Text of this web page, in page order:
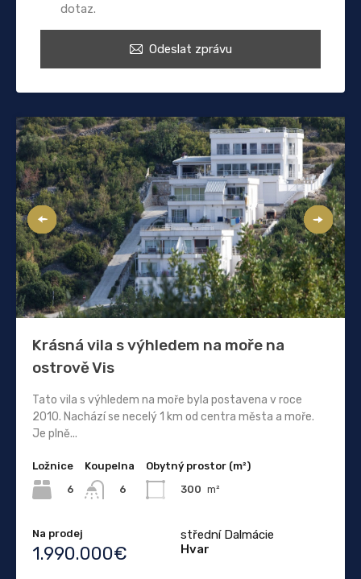
dotaz.
Odeslat zprávu
Krásná vila s výhledem na moře na
ostrově Vis
Tato vila s výhledem na moře byla postavena v roce
2010. Nachází se necelý 1 km od centra města a moře.
Je plně...
Ložnice
6
Koupelna
6
Obytný prostor (m²)
300 m²
Na prodej
1.990.000€
střední Dalmácie
Hvar